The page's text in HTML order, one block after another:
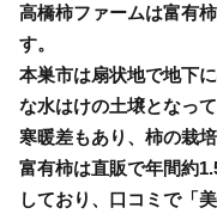
高橋柿ファームは富有
す。
本巣市は扇状地で地下
な水はけの土壌となって
寒暖差もあり、柿の栽
富有柿は直販で年間約
しており、口コミで「